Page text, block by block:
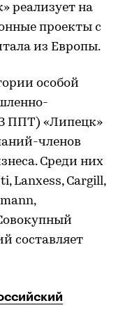
реализует на
проекты с
из Европы.
особой
ППТ) «Липецк»
членов
Среди них
Lanxess, Cargill,
составляет